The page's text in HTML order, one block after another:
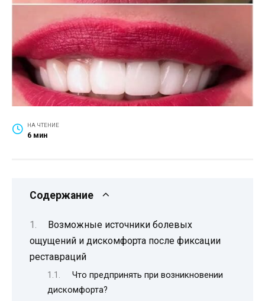
НА ЧТЕНИЕ
6 мин
Содержание
Возможные источники болевых
ощущений и дискомфорта после фиксации
реставраций
Что предпринять при возникновении
дискомфорта?